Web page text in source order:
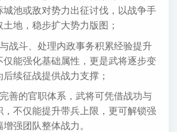
城池或敌对势力出征讨伐，以战争手
地，稳步扩大势力版图；
战斗、处理内政事务积累经验提升
仅能强化基础属性，更是武将逐步变
续征战提供战力支撑；
善的官职体系，武将可凭借战功与
，不仅能提升带兵上限，更可解锁强
强团队整体战力。